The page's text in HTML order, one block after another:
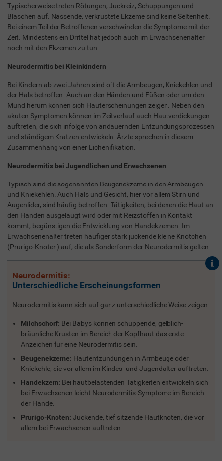
Typischerweise treten Rötungen, Juckreiz, Schuppungen und
Bläschen auf. Nässende, verkrustete Ekzeme sind keine Seltenheit.
Bei einem Teil der Betroffenen verschwinden die Symptome mit der
Zeit. Mindestens ein Drittel hat jedoch auch im Erwachsenenalter
noch mit den Ekzemen zu tun.
Neurodermitis bei Kleinkindern
Bei Kindern ab zwei Jahren sind oft die Armbeugen, Kniekehlen und
der Hals betroffen. Auch an den Händen und Füßen oder um den
Mund herum können sich Hauterscheinungen zeigen. Neben den
akuten Symptomen können im Zeitverlauf auch Hautverdickungen
auftreten, die sich infolge von andauernden Entzündungsprozessen
und ständigem Kratzen entwickeln. Ärzte sprechen in diesem
Zusammenhang von einer Lichenifikation.
Neurodermitis bei Jugendlichen und Erwachsenen
Typisch sind die sogenannten Beugenekzeme in den Armbeugen
und Kniekehlen. Auch Hals und Gesicht, hier vor allem Stirn und
Augenlider, sind häufig betroffen. Tätigkeiten, bei denen die Haut an
den Händen ausgelaugt wird oder mit Reizstoffen in Kontakt
kommt, begünstigen die Entwicklung von Handekzemen. Im
Erwachsenenalter treten häufiger stark juckende kleine Knötchen
(Prurigo-Knoten) auf, die als Sonderform der Neurodermitis gelten.
Neurodermitis:
Unterschiedliche Erscheinungsformen
Neurodermitis kann sich auf ganz unterschiedliche Weise zeigen:
Milchschorf: Bei Babys können schuppende, gelblich-
bräunliche Krusten im Bereich der Kopfhaut das erste
Anzeichen für eine Neurodermitis sein.
Beugenekzeme: Hautentzündungen in Armbeuge oder
Kniekehle, die vor allem im Kindes- und Jugendalter auftreten.
Handekzem: Bei hautbelastenden Tätigkeiten entwickeln sich
bei Erwachsenen leicht Neurodermitis-Symptome im Bereich
der Hände.
Prurigo-Knoten: Juckende, tief sitzende Hautknoten, die vor
allem bei Erwachsenen auftreten.